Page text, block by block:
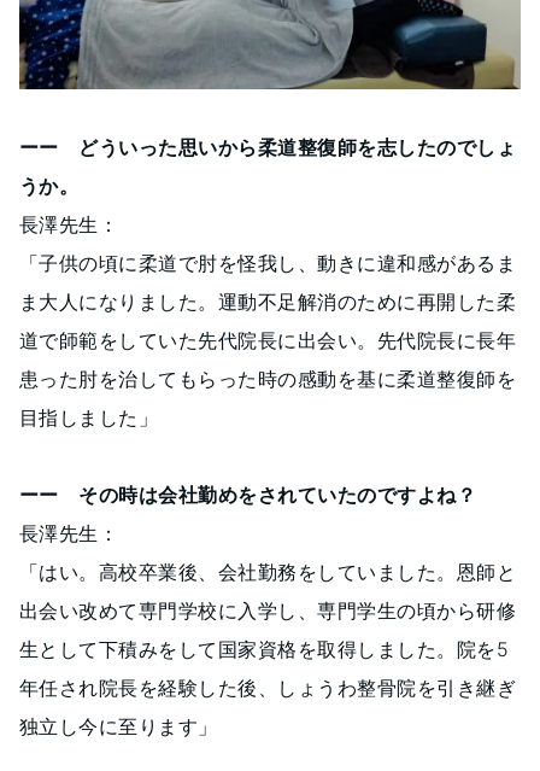
ーー どういった思いから柔道整復師を志したのでしょ
うか。
長澤先生：
「子供の頃に柔道で肘を怪我し、動きに違和感があるま
ま大人になりました。運動不足解消のために再開した柔
道で師範をしていた先代院長に出会い。先代院長に長年
患った肘を治してもらった時の感動を基に柔道整復師を
目指しました」
ーー その時は会社勤めをされていたのですよね？
長澤先生：
「はい。高校卒業後、会社勤務をしていました。恩師と
出会い改めて専門学校に入学し、専門学生の頃から研修
生として下積みをして国家資格を取得しました。院を5
年任され院長を経験した後、しょうわ整骨院を引き継ぎ
独立し今に至ります」